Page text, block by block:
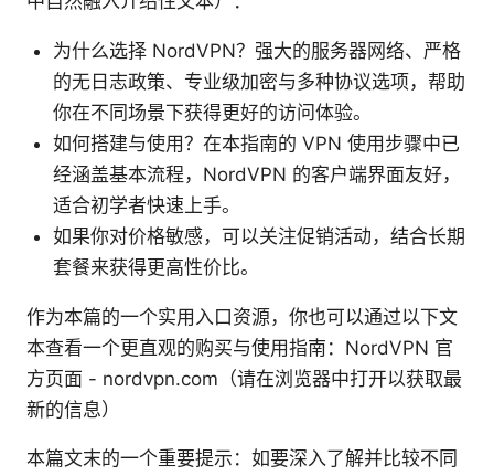
为什么选择 NordVPN？强大的服务器网络、严格
的无日志政策、专业级加密与多种协议选项，帮助
你在不同场景下获得更好的访问体验。
如何搭建与使用？在本指南的 VPN 使用步骤中已
经涵盖基本流程，NordVPN 的客户端界面友好，
适合初学者快速上手。
如果你对价格敏感，可以关注促销活动，结合长期
套餐来获得更高性价比。
作为本篇的一个实用入口资源，你也可以通过以下文
本查看一个更直观的购买与使用指南：NordVPN 官
方页面 - nordvpn.com（请在浏览器中打开以获取最
新的信息）
本篇文末的一个重要提示：如要深入了解并比较不同